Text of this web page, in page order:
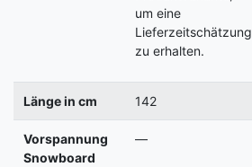
um eine
Lieferzeitschätzung
zu erhalten.
Länge in cm 142
Vorspannung
Snowboard
—